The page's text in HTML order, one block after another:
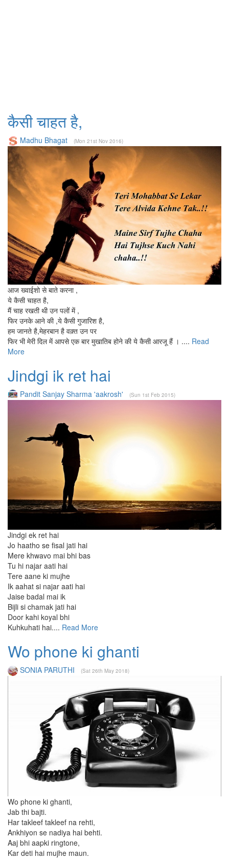
कैसी चाहत है,
Madhu Bhagat (Mon 21st Nov 2016)
आज ख्वाईशो से बाते करना ,
ये कैसी चाहत है,
मैं चाह रखती थी उन पलों में ,
फिर उनके आने की ,ये कैसी गुजारिश है,
हम जानते है,मेहरबान है वक़्त उन पर
फिर भी मेरी दिल में आपसे एक बार मुखातिब होने की ये कैसी आरजू हैं । .... Read
More
Jindgi ik ret hai
Pandit Sanjay Sharma 'aakrosh' (Sun 1st Feb 2015)
Jindgi ek ret hai
Jo haatho se fisal jati hai
Mere khwavo mai bhi bas
Tu hi najar aati hai
Tere aane ki mujhe
Ik aahat si najar aati hai
Jaise badal mai ik
Bijli si chamak jati hai
Door kahi koyal bhi
Kuhkuhati hai.... Read More
Wo phone ki ghanti
SONIA PARUTHI (Sat 26th May 2018)
Wo phone ki ghanti,
Jab thi bajti.
Har takleef takleef na rehti,
Ankhiyon se nadiya hai behti.
Aaj bhi aapki ringtone,
Kar deti hai mujhe maun.